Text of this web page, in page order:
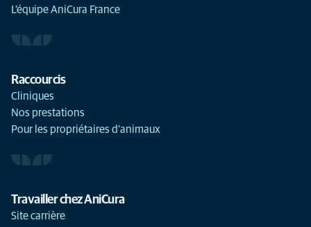
L'équipe AniCura France
Raccourcis
Cliniques
Nos prestations
Pour les propriétaires d'animaux
Travailler chez AniCura
Site carrière